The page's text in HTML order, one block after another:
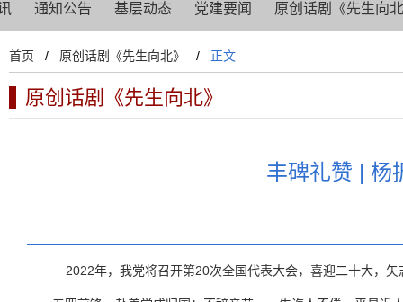
通知公告 基层动态 党建要闻 原创话剧《先生向
首页 / 原创话剧《先生向北》 / 正文
原创话剧《先生向北》
丰碑礼赞 | 杨
2022年，我党将召开第20次全国代表大会，喜迎二十大，